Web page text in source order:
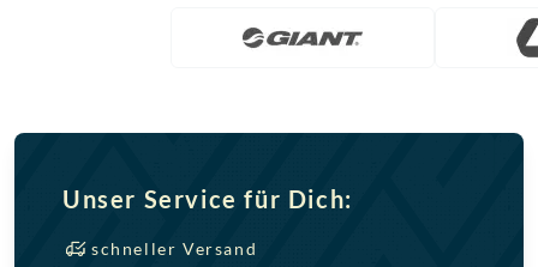
Unser Service für Dich:
schneller Versand